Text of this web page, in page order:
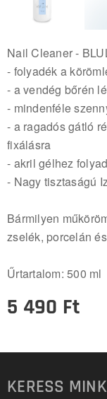
Nail Cleaner -
- folyadék a
- a vendég bőrén
- mindenféle
- a ragadós gátló
fixálásra
- akril gélhez
- Nagy tisztaságú
Bármilyen
zselék, porcelán
Űrtartalom: 500 ml
5 490 Ft
KERESS